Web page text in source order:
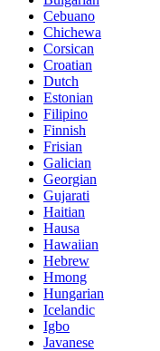
Cebuano
Chichewa
Corsican
Croatian
Dutch
Estonian
Filipino
Finnish
Frisian
Galician
Georgian
Gujarati
Haitian
Hausa
Hawaiian
Hebrew
Hmong
Hungarian
Icelandic
Igbo
Javanese